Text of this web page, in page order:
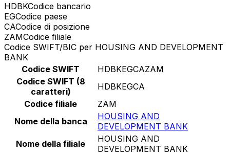
HDBKCodice bancario
EGCodice paese
CACodice di posizione
ZAMCodice filiale
Codice SWIFT/BIC per HOUSING AND DEVELOPMENT
BANK
Codice SWIFT
HDBKEGCAZAM
Codice SWIFT (8
caratteri)
HDBKEGCA
Codice filiale
ZAM
Nome della banca
HOUSING AND
DEVELOPMENT BANK
Nome della filiale
HOUSING AND
DEVELOPMENT BANK